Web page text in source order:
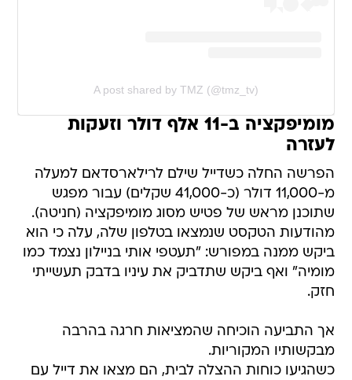
A post shared by TMZ (@tmz_tv)
מומיפקציה ב-11 אלף דולר וזעקות
לעזרה
הפרשה החלה כשדייל שילם לרילארסדאם למעלה
מ-11,000 דולר (כ-41,000 שקלים) עבור מפגש
שתוכנן מראש של פטיש מסוג מומיפקציה (חניטה).
מהודעות הטקסט שנמצאו בטלפון שלה, עלה כי הוא
ביקש ממנה במפורש: "תעטפי אותי בניילון נצמד כמו
מומיה" ואף ביקש שתדביק את עיניו בדבק תעשייתי
חזק.
אך התביעה הוכיחה שהמציאות חרגה בהרבה
מבקשותיו המקוריות.
כשהגיעו כוחות ההצלה לבית, הם מצאו את דייל עם